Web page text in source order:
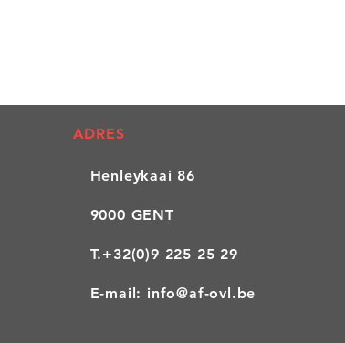
ADRES
Henleykaai 86
9000 GENT
T.+32(0)9 225 25 29
E-mail: info@af-ovl.be